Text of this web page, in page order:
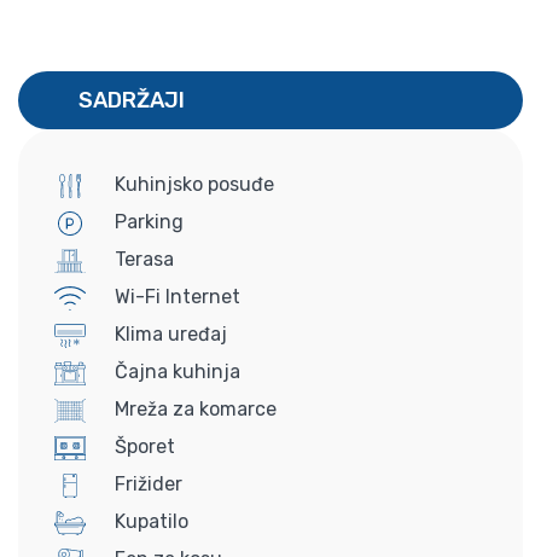
SADRŽAJI
Kuhinjsko posuđe
Parking
Terasa
Wi-Fi Internet
Klima uređaj
Čajna kuhinja
Mreža za komarce
Šporet
Frižider
Kupatilo